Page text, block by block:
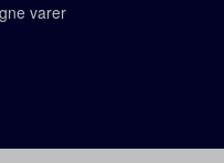
varer